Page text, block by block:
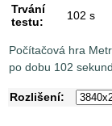
Trvání
testu:
102 s
Počítačová hra
po dobu 102
Rozlišení: